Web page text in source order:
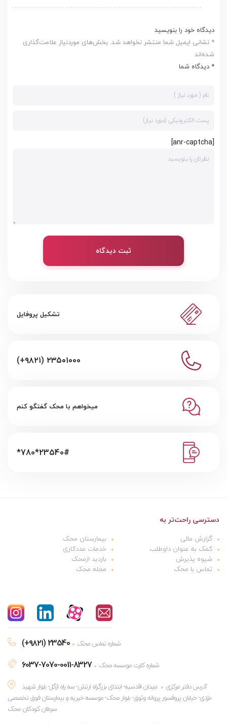
دیدگاه خود را بنویسید
* نشانی ایمیل شما منتشر نخواهد شد. بخش‌های موردنیاز علامت‌گذاری
شده‌اند
* دیدگاه شما
[anr-captcha]
ثبت دیدگاه
تشکیل پروفایل
(+۹۸۲۱) ۲۳۵۰۱۰۰۰
میخواهم با محک گفتگو کنم
*780*23540#
دسترسی راحت‌تر به
گزارش مالی
بیمارستان محک
کمک به عنوان داوطلب
خدمات مددکاری
شیوه پذیرش
بازدید ازمحک
تماس با محک
مجله محک
(+۹۸۲۱) 23540 شماره تماس محک
6037-7070-0011-8327
شماره کارت موسسه محک
آدرس دفتر مرکزی
میدان اقدسیه- ابتدای بزرگراه ارتش- سه راه ازگل- بلوار شهید
مژدی- خیابان پروفسور پروانه وثوق- بلوار محک- موسسه خیریه و بیمارستان فوق تخصصی
سرطان کودکان محک